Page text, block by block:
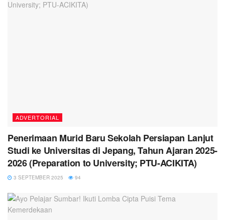
ADVERTORIAL
Penerimaan Murid Baru Sekolah Persiapan Lanjut
Studi ke Universitas di Jepang, Tahun Ajaran 2025-
2026 (Preparation to University; PTU-ACIKITA)
3 SEPTEMBER 2025 94